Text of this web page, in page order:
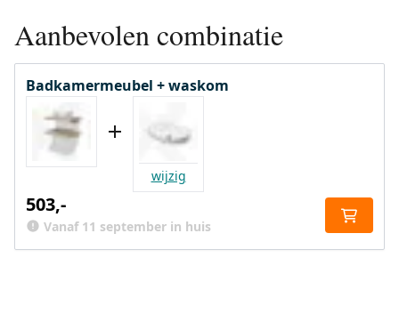
Aanbevolen combinatie
Badkamermeubel + waskom
wijzig
503,-
Vanaf 11 september in huis